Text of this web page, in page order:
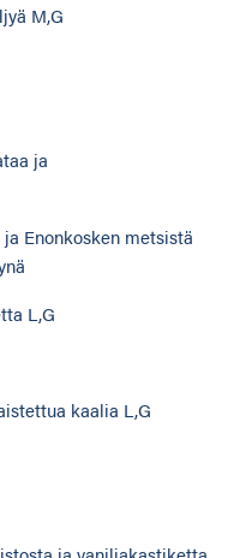
M,G
ja
Enonkosken metsistä
L,G
kaalia L,G